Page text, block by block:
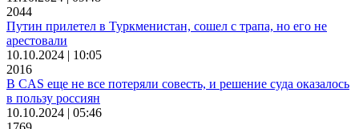
2044
Путин прилетел в Туркменистан, сошел с трапа, но его не
арестовали
10.10.2024 | 10:05
2016
В CAS еще не все потеряли совесть, и решение суда оказалось
в пользу россиян
10.10.2024 | 05:46